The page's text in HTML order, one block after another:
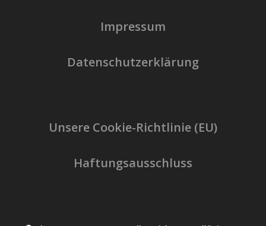
Impressum
Datenschutzerklärung
Unsere Cookie-Richtlinie (EU)
Haftungsausschluss